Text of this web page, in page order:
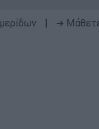
➔ Μάθετε